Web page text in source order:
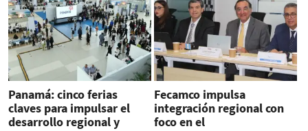
Panamá: cinco ferias
claves para impulsar el
desarrollo regional y
Fecamco impulsa
integración regional con
foco en el